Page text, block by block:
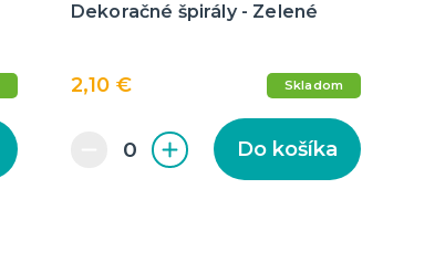
Dekoračné špirály - Zelené
2,10 € Skladom
Do košíka